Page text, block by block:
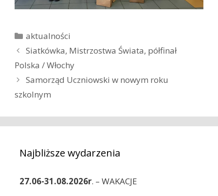
K
a
e
g
o
i
aktualności
Z
o
c
Siatkówka, Mistrzostwa Świata, półfinał
Polska / Włochy
Samorząd Uczniowski w nowym roku
szkolnym
Najbliższe wydarzenia
27.06-31.08.2026r. – WAKACJE